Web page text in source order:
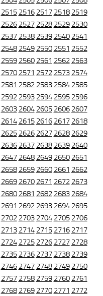
2515 2516 2517 2518 2519
2526 2527 2528 2529 2530
2537 2538 2539 2540 2541
2548 2549 2550 2551 2552
2559 2560 2561 2562 2563
2570 2571 2572 2573 2574
2581 2582 2583 2584 2585
2592 2593 2594 2595 2596
2603 2604 2605 2606 2607
2614 2615 2616 2617 2618
2625 2626 2627 2628 2629
2636 2637 2638 2639 2640
2647 2648 2649 2650 2651
2658 2659 2660 2661 2662
2669 2670 2671 2672 2673
2680 2681 2682 2683 2684
2691 2692 2693 2694 2695
2702 2703 2704 2705 2706
2713 2714 2715 2716 2717
2724 2725 2726 2727 2728
2735 2736 2737 2738 2739
2746 2747 2748 2749 2750
2757 2758 2759 2760 2761
2768 2769 2770 2771 2772